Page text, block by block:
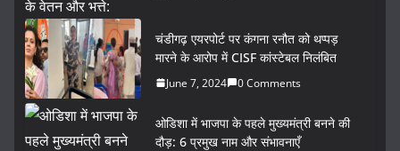
चंडीगढ़ एयरपोर्ट पर कंगना रनौत को थप्पड़
मारने के आरोप में CISF कांस्टेबल निलंबित
June 7, 2024 0 Comments
ओडिशा में भाजपा के पहले मुख्यमंत्री बनने की
दौड़: 6 प्रमुख नाम और संभावनाएँ